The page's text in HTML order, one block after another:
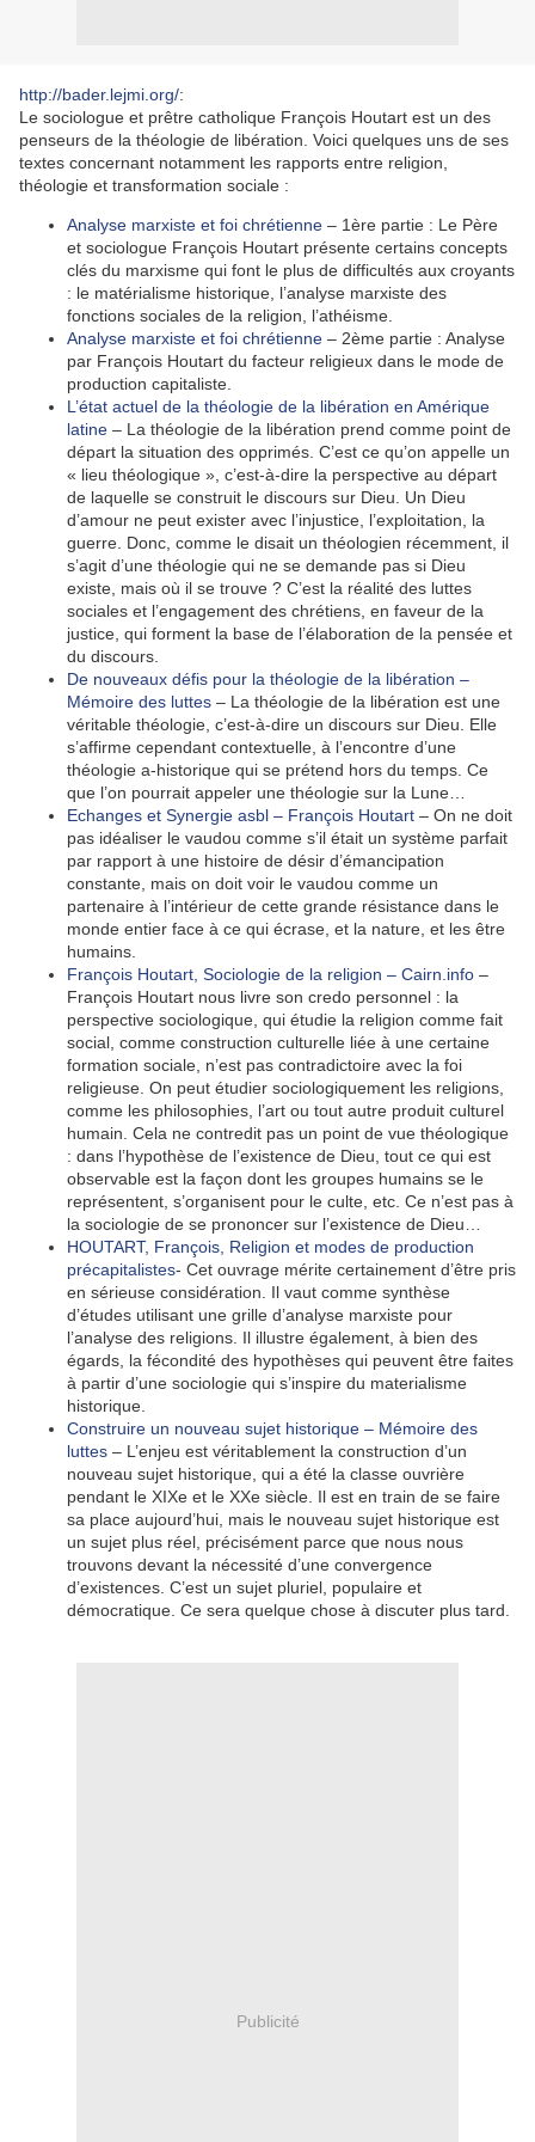
http://bader.lejmi.org/:
Le sociologue et prêtre catholique François Houtart est un des
penseurs de la théologie de libération. Voici quelques uns de ses
textes concernant notamment les rapports entre religion,
théologie et transformation sociale :
Analyse marxiste et foi chrétienne – 1ère partie : Le Père
et sociologue François Houtart présente certains concepts
clés du marxisme qui font le plus de difficultés aux croyants
: le matérialisme historique, l’analyse marxiste des
fonctions sociales de la religion, l’athéisme.
Analyse marxiste et foi chrétienne – 2ème partie : Analyse
par François Houtart du facteur religieux dans le mode de
production capitaliste.
L’état actuel de la théologie de la libération en Amérique
latine – La théologie de la libération prend comme point de
départ la situation des opprimés. C’est ce qu’on appelle un
« lieu théologique », c’est-à-dire la perspective au départ
de laquelle se construit le discours sur Dieu. Un Dieu
d’amour ne peut exister avec l’injustice, l’exploitation, la
guerre. Donc, comme le disait un théologien récemment, il
s’agit d’une théologie qui ne se demande pas si Dieu
existe, mais où il se trouve ? C’est la réalité des luttes
sociales et l’engagement des chrétiens, en faveur de la
justice, qui forment la base de l’élaboration de la pensée et
du discours.
De nouveaux défis pour la théologie de la libération –
Mémoire des luttes – La théologie de la libération est une
véritable théologie, c’est-à-dire un discours sur Dieu. Elle
s’affirme cependant contextuelle, à l’encontre d’une
théologie a-historique qui se prétend hors du temps. Ce
que l’on pourrait appeler une théologie sur la Lune…
Echanges et Synergie asbl – François Houtart – On ne doit
pas idéaliser le vaudou comme s’il était un système parfait
par rapport à une histoire de désir d’émancipation
constante, mais on doit voir le vaudou comme un
partenaire à l’intérieur de cette grande résistance dans le
monde entier face à ce qui écrase, et la nature, et les être
humains.
François Houtart, Sociologie de la religion – Cairn.info –
François Houtart nous livre son credo personnel : la
perspective sociologique, qui étudie la religion comme fait
social, comme construction culturelle liée à une certaine
formation sociale, n’est pas contradictoire avec la foi
religieuse. On peut étudier sociologiquement les religions,
comme les philosophies, l’art ou tout autre produit culturel
humain. Cela ne contredit pas un point de vue théologique
: dans l’hypothèse de l’existence de Dieu, tout ce qui est
observable est la façon dont les groupes humains se le
représentent, s’organisent pour le culte, etc. Ce n’est pas à
la sociologie de se prononcer sur l’existence de Dieu…
HOUTART, François, Religion et modes de production
précapitalistes- Cet ouvrage mérite certainement d’être pris
en sérieuse considération. Il vaut comme synthèse
d’études utilisant une grille d’analyse marxiste pour
l’analyse des religions. Il illustre également, à bien des
égards, la fécondité des hypothèses qui peuvent être faites
à partir d’une sociologie qui s’inspire du materialisme
historique.
Construire un nouveau sujet historique – Mémoire des
luttes – L’enjeu est véritablement la construction d’un
nouveau sujet historique, qui a été la classe ouvrière
pendant le XIXe et le XXe siècle. Il est en train de se faire
sa place aujourd’hui, mais le nouveau sujet historique est
un sujet plus réel, précisément parce que nous nous
trouvons devant la nécessité d’une convergence
d’existences. C’est un sujet pluriel, populaire et
démocratique. Ce sera quelque chose à discuter plus tard.
Publicité